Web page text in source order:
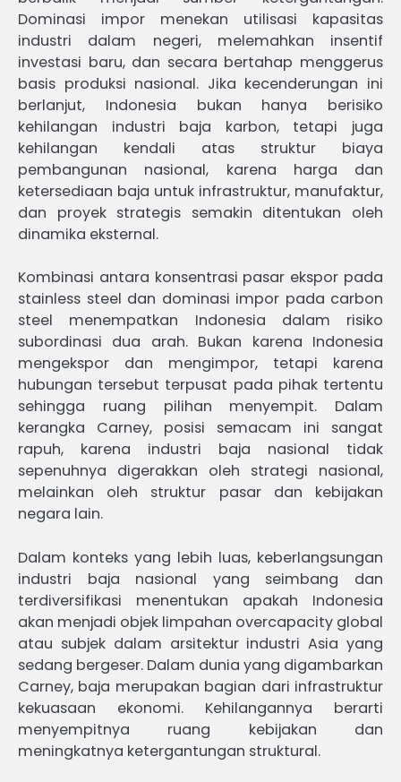
Dominasi impor menekan utilisasi kapasitas
industri dalam negeri, melemahkan insentif
investasi baru, dan secara bertahap menggerus
basis produksi nasional. Jika kecenderungan ini
berlanjut, Indonesia bukan hanya berisiko
kehilangan industri baja karbon, tetapi juga
kehilangan kendali atas struktur biaya
pembangunan nasional, karena harga dan
ketersediaan baja untuk infrastruktur, manufaktur,
dan proyek strategis semakin ditentukan oleh
dinamika eksternal.
Kombinasi antara konsentrasi pasar ekspor pada
stainless steel dan dominasi impor pada carbon
steel menempatkan Indonesia dalam risiko
subordinasi dua arah. Bukan karena Indonesia
mengekspor dan mengimpor, tetapi karena
hubungan tersebut terpusat pada pihak tertentu
sehingga ruang pilihan menyempit. Dalam
kerangka Carney, posisi semacam ini sangat
rapuh, karena industri baja nasional tidak
sepenuhnya digerakkan oleh strategi nasional,
melainkan oleh struktur pasar dan kebijakan
negara lain.
Dalam konteks yang lebih luas, keberlangsungan
industri baja nasional yang seimbang dan
terdiversifikasi menentukan apakah Indonesia
akan menjadi objek limpahan overcapacity global
atau subjek dalam arsitektur industri Asia yang
sedang bergeser. Dalam dunia yang digambarkan
Carney, baja merupakan bagian dari infrastruktur
kekuasaan ekonomi. Kehilangannya berarti
menyempitnya ruang kebijakan dan
meningkatnya ketergantungan struktural.